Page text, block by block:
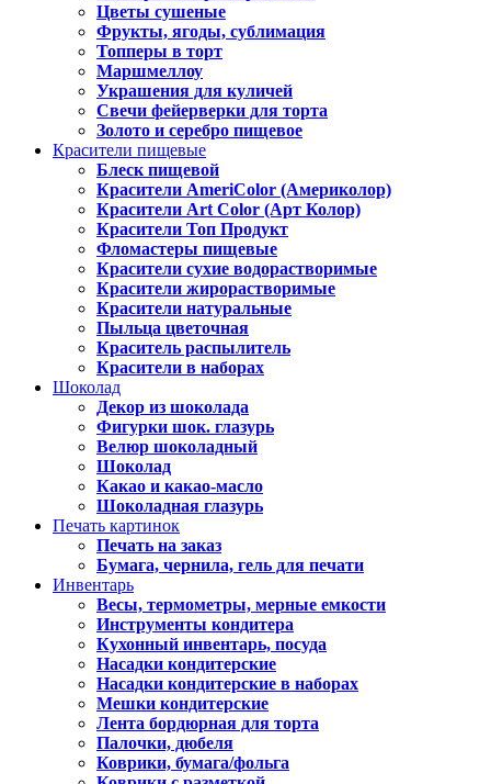
Цветы сушеные
Фрукты, ягоды, сублимация
Топперы в торт
Маршмеллоу
Украшения для куличей
Свечи фейерверки для торта
Золото и серебро пищевое
Красители пищевые
Блеск пищевой
Красители AmeriColor (Америколор)
Красители Art Color (Арт Колор)
Красители Топ Продукт
Фломастеры пищевые
Красители сухие водорастворимые
Красители жирорастворимые
Красители натуральные
Пыльца цветочная
Краситель распылитель
Красители в наборах
Шоколад
Декор из шоколада
Фигурки шок. глазурь
Велюр шоколадный
Шоколад
Какао и какао-масло
Шоколадная глазурь
Печать картинок
Печать на заказ
Бумага, чернила, гель для печати
Инвентарь
Весы, термометры, мерные емкости
Инструменты кондитера
Кухонный инвентарь, посуда
Насадки кондитерские
Насадки кондитерские в наборах
Мешки кондитерские
Лента бордюрная для торта
Палочки, дюбеля
Коврики, бумага/фольга